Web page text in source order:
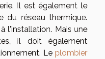
Il est également le
du réseau thermique.
l'installation. Mais une
il doit également
Le plombier